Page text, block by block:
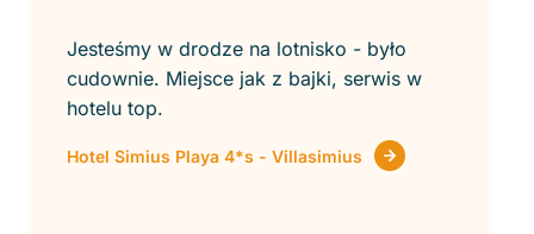
Jesteśmy w drodze na lotnisko - było
cudownie. Miejsce jak z bajki, serwis w
hotelu top.
Hotel Simius Playa 4*s - Villasimius